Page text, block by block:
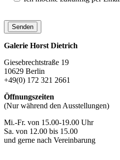
Galerie Horst Dietrich
Giesebrechtstraße 19
10629 Berlin
+49(0) 172 321 2661
Öffnungszeiten
(Nur während den Ausstellungen)
Mi.-Fr. von 15.00-19.00 Uhr
Sa. von 12.00 bis 15.00
und gerne nach Vereinbarung